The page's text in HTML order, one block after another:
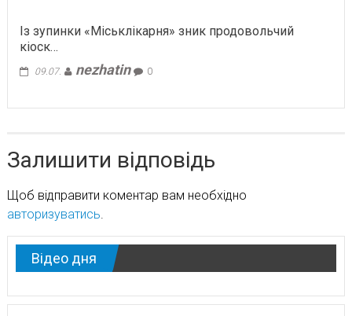
Із зупинки «Міськлікарня» зник продовольчий
кіоск…
09.07. nezhatin 0
Залишити відповідь
Щоб відправити коментар вам необхідно
авторизуватись.
Відео дня